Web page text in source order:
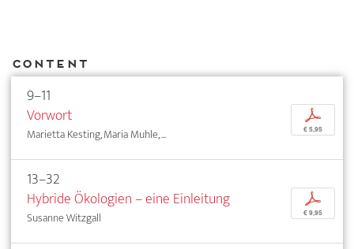
Content
9–11
Vorwort
Marietta Kesting, Maria Muhle, ...
p
€ 5,95
13–32
Hybride Ökologien – eine Einleitung
Susanne Witzgall
p
€ 9,95